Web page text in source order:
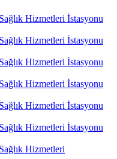
Hizmetleri İstasyonu
Hizmetleri İstasyonu
Hizmetleri İstasyonu
Hizmetleri İstasyonu
Hizmetleri İstasyonu
Hizmetleri İstasyonu
Hizmetleri